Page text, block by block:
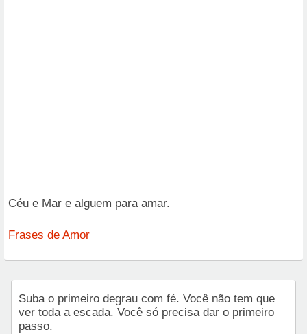
Céu e Mar e alguem para amar.
Frases de Amor
Suba o primeiro degrau com fé. Você não tem que
ver toda a escada. Você só precisa dar o primeiro
passo.